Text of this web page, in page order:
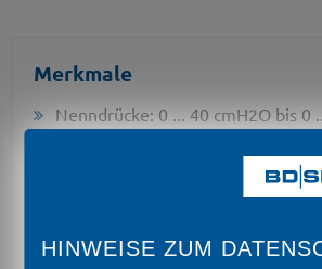
Merkmale
Nenndrücke: 0 ... 40 cmH2O bis 0
Genauigkeit: 0,35 % (Opt. 0,25 %)
chemische Beständigkeit
HINWEISE ZUM